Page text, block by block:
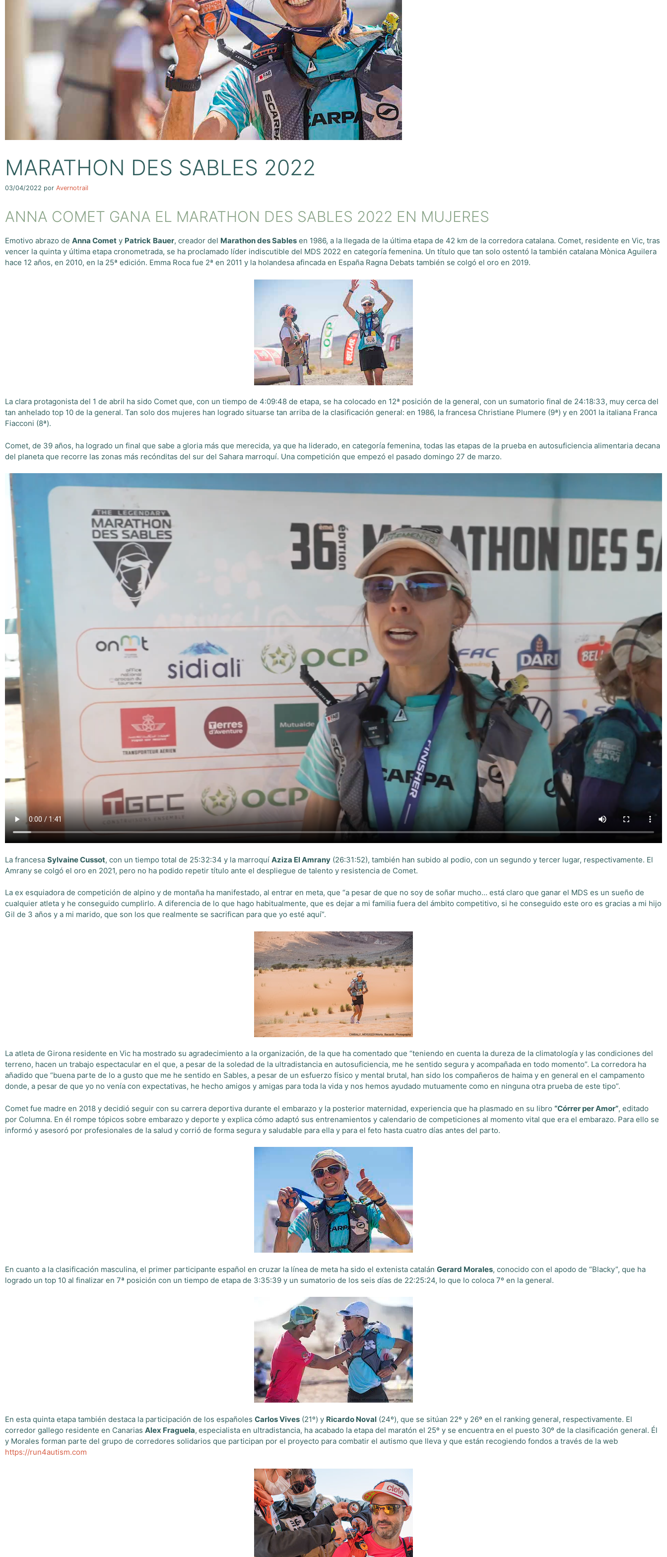
MARATHON DES SABLES 2022
03/04/2022 por Avernotrail
ANNA COMET GANA EL MARATHON DES SABLES 2022 EN MUJERES
Emotivo abrazo de Anna Comet y Patrick Bauer, creador del Marathon des Sables en 1986, a la llegada de la última etapa de 42 km de la corredora catalana. Comet, residente en Vic, tras
vencer la quinta y última etapa cronometrada, se ha proclamado líder indiscutible del MDS 2022 en categoría femenina. Un título que tan solo ostentó la también catalana Mònica Aguilera
hace 12 años, en 2010, en la 25ª edición. Emma Roca fue 2ª en 2011 y la holandesa afincada en España Ragna Debats también se colgó el oro en 2019.
La clara protagonista del 1 de abril ha sido Comet que, con un tiempo de 4:09:48 de etapa, se ha colocado en 12ª posición de la general, con un sumatorio final de 24:18:33, muy cerca del
tan anhelado top 10 de la general. Tan solo dos mujeres han logrado situarse tan arriba de la clasificación general: en 1986, la francesa Christiane Plumere (9ª) y en 2001 la italiana Franca
Fiacconi (8ª).
Comet, de 39 años, ha logrado un final que sabe a gloria más que merecida, ya que ha liderado, en categoría femenina, todas las etapas de la prueba en autosuficiencia alimentaria decana
del planeta que recorre las zonas más recónditas del sur del Sahara marroquí. Una competición que empezó el pasado domingo 27 de marzo.
La francesa Sylvaine Cussot, con un tiempo total de 25:32:34 y la marroquí Aziza El Amrany (26:31:52), también han subido al podio, con un segundo y tercer lugar, respectivamente. El
Amrany se colgó el oro en 2021, pero no ha podido repetir título ante el despliegue de talento y resistencia de Comet.
La ex esquiadora de competición de alpino y de montaña ha manifestado, al entrar en meta, que “a pesar de que no soy de soñar mucho… está claro que ganar el MDS es un sueño de
cualquier atleta y he conseguido cumplirlo. A diferencia de lo que hago habitualmente, que es dejar a mi familia fuera del ámbito competitivo, si he conseguido este oro es gracias a mi hijo
Gil de 3 años y a mi marido, que son los que realmente se sacrifican para que yo esté aquí”.
La atleta de Girona residente en Vic ha mostrado su agradecimiento a la organización, de la que ha comentado que “teniendo en cuenta la dureza de la climatología y las condiciones del
terreno, hacen un trabajo espectacular en el que, a pesar de la soledad de la ultradistancia en autosuficiencia, me he sentido segura y acompañada en todo momento”. La corredora ha
añadido que “buena parte de lo a gusto que me he sentido en Sables, a pesar de un esfuerzo físico y mental brutal, han sido los compañeros de haima y en general en el campamento
donde, a pesar de que yo no venía con expectativas, he hecho amigos y amigas para toda la vida y nos hemos ayudado mutuamente como en ninguna otra prueba de este tipo”.
Comet fue madre en 2018 y decidió seguir con su carrera deportiva durante el embarazo y la posterior maternidad, experiencia que ha plasmado en su libro “Córrer per Amor”, editado
por Columna. En él rompe tópicos sobre embarazo y deporte y explica cómo adaptó sus entrenamientos y calendario de competiciones al momento vital que era el embarazo. Para ello se
informó y asesoró por profesionales de la salud y corrió de forma segura y saludable para ella y para el feto hasta cuatro días antes del parto.
En cuanto a la clasificación masculina, el primer participante español en cruzar la línea de meta ha sido el extenista catalán Gerard Morales, conocido con el apodo de “Blacky”, que ha
logrado un top 10 al finalizar en 7ª posición con un tiempo de etapa de 3:35:39 y un sumatorio de los seis días de 22:25:24, lo que lo coloca 7º en la general.
En esta quinta etapa también destaca la participación de los españoles Carlos Vives (21º) y Ricardo Noval (24º), que se sitúan 22º y 26º en el ranking general, respectivamente. El
corredor gallego residente en Canarias Alex Fraguela, especialista en ultradistancia, ha acabado la etapa del maratón el 25º y se encuentra en el puesto 30º de la clasificación general. Él
y Morales forman parte del grupo de corredores solidarios que participan por el proyecto para combatir el autismo que lleva y que están recogiendo fondos a través de la web
https://run4autism.com